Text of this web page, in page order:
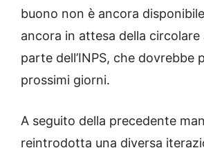
buono non è ancora
ancora in attesa della
parte dell’INPS, che dovrebbe
prossimi giorni.
A seguito della precedente
reintrodotta una diversa